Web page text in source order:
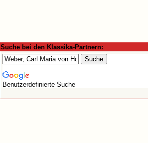
Suche bei den Klassika-Partnern:
Benutzerdefinierte Suche